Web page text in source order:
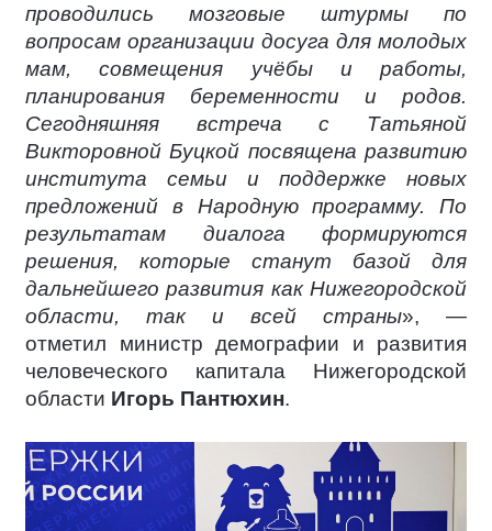
проводились мозговые штурмы по
вопросам организации досуга для молодых
мам, совмещения учёбы и работы,
планирования беременности и родов.
Сегодняшняя встреча с Татьяной
Викторовной Буцкой посвящена развитию
института семьи и поддержке новых
предложений в Народную программу. По
результатам диалога формируются
решения, которые станут базой для
дальнейшего развития как Нижегородской
области, так и всей страны», —
отметил министр демографии и развития
человеческого капитала Нижегородской
области Игорь Пантюхин.